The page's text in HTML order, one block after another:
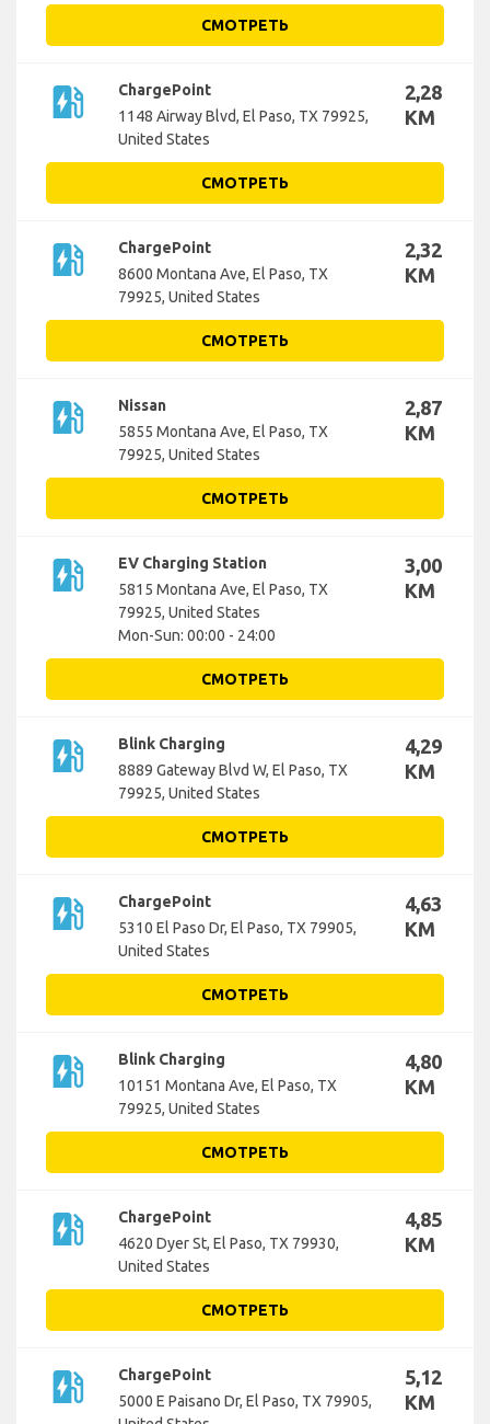
СМОТРЕТЬ
ev_station
ChargePoint
1148 Airway Blvd, El Paso, TX 79925,
United States
2,28
KM
СМОТРЕТЬ
ev_station
ChargePoint
8600 Montana Ave, El Paso, TX
79925, United States
2,32
KM
СМОТРЕТЬ
ev_station
Nissan
5855 Montana Ave, El Paso, TX
79925, United States
2,87
KM
СМОТРЕТЬ
ev_station
EV Charging Station
5815 Montana Ave, El Paso, TX
79925, United States
Mon-Sun: 00:00 - 24:00
3,00
KM
СМОТРЕТЬ
ev_station
Blink Charging
8889 Gateway Blvd W, El Paso, TX
79925, United States
4,29
KM
СМОТРЕТЬ
ev_station
ChargePoint
5310 El Paso Dr, El Paso, TX 79905,
United States
4,63
KM
СМОТРЕТЬ
ev_station
Blink Charging
10151 Montana Ave, El Paso, TX
79925, United States
4,80
KM
СМОТРЕТЬ
ev_station
ChargePoint
4620 Dyer St, El Paso, TX 79930,
United States
4,85
KM
СМОТРЕТЬ
ev_station
ChargePoint
5000 E Paisano Dr, El Paso, TX 79905,
5,12
KM